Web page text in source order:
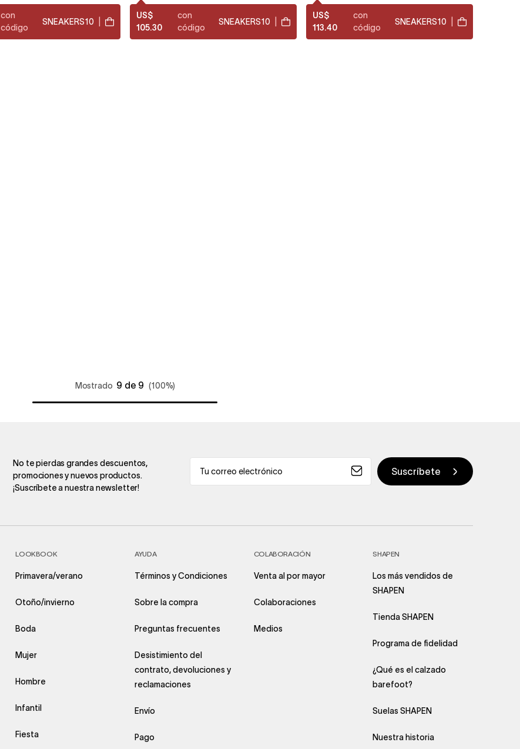
con
código
SNEAKERS10
US$
105.30
con
código
SNEAKERS10
US$
113.40
con
código
SNEAKERS10
Mostrado 9 de 9 (100%)
No te pierdas grandes descuentos,
promociones y nuevos productos.
¡Suscríbete a nuestra newsletter!
LOOKBOOK
Primavera/verano
Otoño/invierno
Boda
Mujer
Hombre
Infantil
Fiesta
AYUDA
Términos y Condiciones
Sobre la compra
Preguntas frecuentes
Desistimiento del
contrato, devoluciones y
reclamaciones
Envío
Pago
COLABORACIÓN
Venta al por mayor
Colaboraciones
Medios
SHAPEN
Los más vendidos de
SHAPEN
Tienda SHAPEN
Programa de fidelidad
¿Qué es el calzado
barefoot?
Suelas SHAPEN
Nuestra historia